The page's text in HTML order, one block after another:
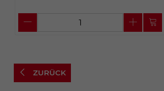
ZURÜCK